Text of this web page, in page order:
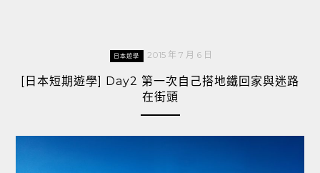
日本遊學 2015 年 7 月 6 日
[日本短期遊學] Day2 第一次自己搭地鐵回家與迷路
在街頭